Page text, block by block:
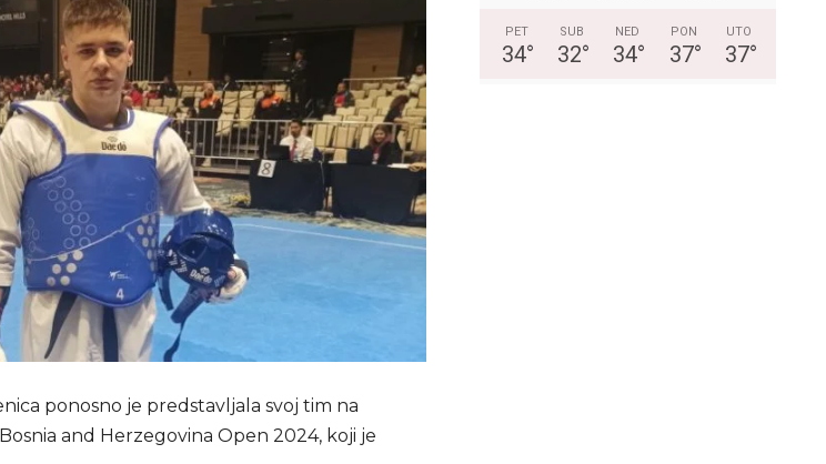
ponosno je predstavljala svoj tim na
and Herzegovina Open 2024, koji je
PET
34°
SUB
32°
NED
34°
PON
37°
UTO
37°